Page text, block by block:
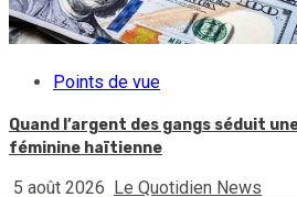
Points de vue
Quand l’argent des gangs séduit
féminine haïtienne
5 août 2026 Le Quotidien News